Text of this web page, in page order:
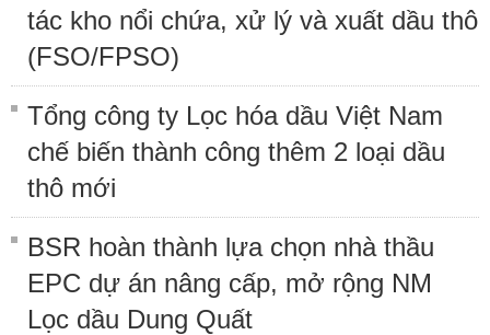
tác kho nổi chứa, xử lý và xuất dầu thô
(FSO/FPSO)
Tổng công ty Lọc hóa dầu Việt Nam
chế biến thành công thêm 2 loại dầu
thô mới
BSR hoàn thành lựa chọn nhà thầu
EPC dự án nâng cấp, mở rộng NM
Lọc dầu Dung Quất